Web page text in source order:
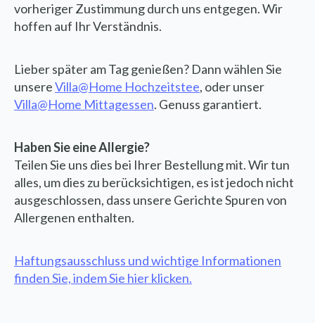
vorheriger Zustimmung durch uns entgegen. Wir
hoffen auf Ihr Verständnis.
Lieber später am Tag genießen? Dann wählen Sie
unsereVilla@Home Hochzeitstee, oder unser
Villa@Home Mittagessen. Genuss garantiert.
Haben Sie eine Allergie?
Teilen Sie uns dies bei Ihrer Bestellung mit. Wir tun
alles, um dies zu berücksichtigen, es ist jedoch nicht
ausgeschlossen, dass unsere Gerichte Spuren von
Allergenen enthalten.
Haftungsausschluss und wichtige Informationen
finden Sie, indem Sie hier klicken.